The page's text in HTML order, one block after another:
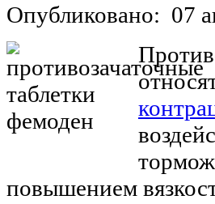
Опубликовано: 07
повышением